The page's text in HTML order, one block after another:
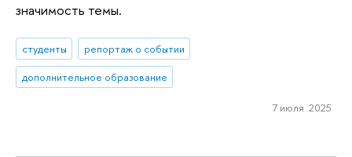
значимость темы.
студенты
репортаж о событии
дополнительное образование
7 июля 2025